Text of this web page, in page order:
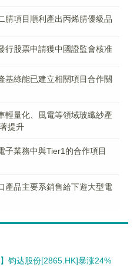
腈項目順利產出丙烯腈優級品
行股票申請獲中國證監會核准
基綠能已建立相關項目合作關
輕量化、風電等領域玻纖紗產
提升
子業務中與Tier1的合作項目
產品主要系銷售給下遊大型電
】钧达股份[2865.HK]暴涨24%